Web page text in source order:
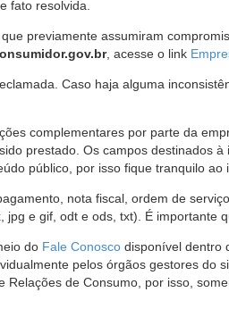
fato resolvida.
previamente assumiram
, acesse o link
Caso haja alguma
complementares por parte da
prestado. Os campos destinados
público, por isso fique tranquilo ao
nota fiscal, ordem de
e gif, odt e ods, txt). É importante
do Fale Conosco disponível dentro
pelos órgãos gestores do
de Consumo, por isso,